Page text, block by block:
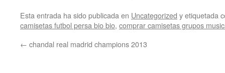
Esta entrada ha sido publicada en Uncategorized y etiquetada
camisetas futbol persa bio bio, comprar camisetas grupos
← chandal real madrid champions 2013